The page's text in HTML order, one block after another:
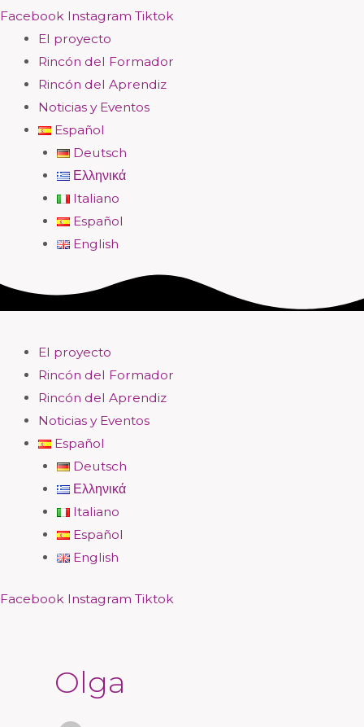
Facebook Instagram Tiktok
El proyecto
Rincón del Formador
Rincón del Aprendiz
Noticias y Eventos
Español
Deutsch
Ελληνικά
Italiano
Español
English
El proyecto
Rincón del Formador
Rincón del Aprendiz
Noticias y Eventos
Español
Deutsch
Ελληνικά
Italiano
Español
English
Facebook Instagram Tiktok
Olga